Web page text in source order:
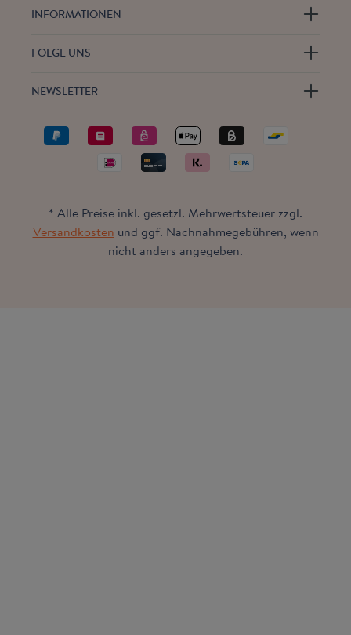
INFORMATIONEN
FOLGE UNS
NEWSLETTER
* Alle Preise inkl. gesetzl. Mehrwertsteuer zzgl.
Versandkosten und ggf. Nachnahmegebühren, wenn
nicht anders angegeben.